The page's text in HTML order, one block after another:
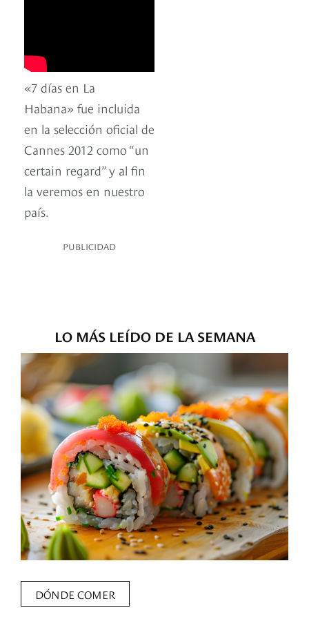
«7 días en La
Habana» fue incluida
en la selección oficial de
Cannes 2012 como “un
certain regard” y al fin
la veremos en nuestro
país.
PUBLICIDAD
LO MÁS LEÍDO DE LA SEMANA
DÓNDE COMER